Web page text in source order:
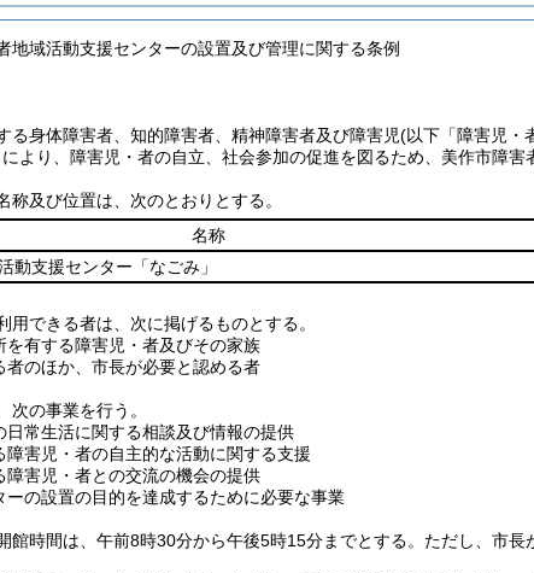
地域活動支援センターの設置及び管理に関する条例
る身体障害者、知的障害者、精神障害者及び障害児(以下「障害児・
より、障害児・者の自立、社会参加の促進を図るため、美作市障害
称及び位置は、次のとおりとする。
名称
動支援センター「なごみ」
用できる者は、次に掲げるものとする。
を有する障害児・者及びその家族
者のほか、市長が必要と認める者
次の事業を行う。
日常生活に関する相談及び情報の提供
障害児・者の自主的な活動に関する支援
障害児・者との交流の機会の提供
ーの設置の目的を達成するために必要な事業
館時間は、午前8時30分から午後5時15分までとする。 ただし、市長